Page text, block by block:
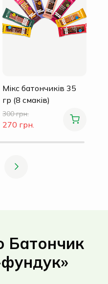
Мікс батончиків 35
гр (8 смаків)
300 грн.
270 грн.
Батончик